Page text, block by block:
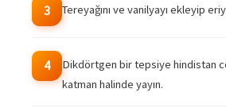
3 Tereyağını ve vanilyayı ekleyip
4
Dikdörtgen bir tepsiye hindistan
katman halinde yayın.